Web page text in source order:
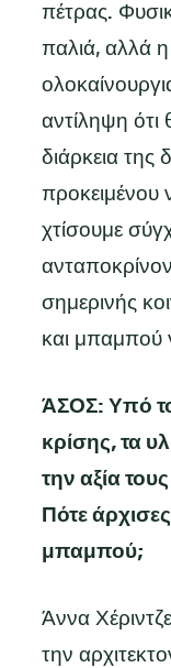
πέτρας.
παλιά, αλλά η
αντίληψη
διάρκεια της
προκειμένου
χτίσουμε
σημερινής
και μπαμπού
ΆΣΟΣ: Υπό το
κρίσης, τα
την αξία
Πότε
μπαμπού;
Άννα
την